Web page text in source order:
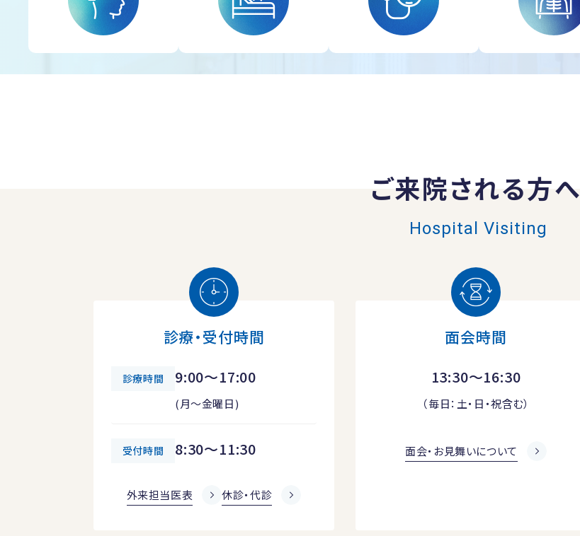
ご来院される方へ
Hospital Visiting
診療・受付時間
診療時間 9:00～17:00
(月～金曜日)
受付時間 8:30～11:30
外来担当医表 休診・代診
面会時間
13:30～16:30
（毎日：土・日・祝含む）
面会・お見舞いについて